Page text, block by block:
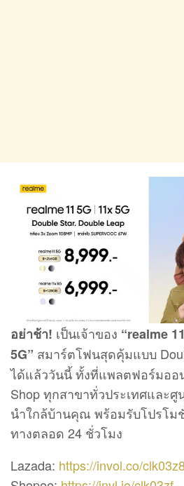
อย่าช้า! เป็นเจ้าของ “realme
5G” สมาร์ตโฟนสุดคุ้มแบบ
ได้แล้ววันนี้ ทั้งที่แพลตฟอร์มออ
Shop ทุกสาขาทั่วประเทศและ
นำใกล้บ้านคุณ พร้อมรับโปรโม
ทางตลอด 24 ชั่วโมง
Lazada: https://invol.co/